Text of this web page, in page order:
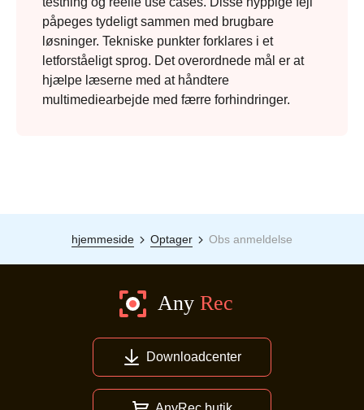
påpeges tydeligt sammen med brugbare
løsninger. Tekniske punkter forklares i et
letforståeligt sprog. Det overordnede mål er at
hjælpe læserne med at håndtere
multimediearbejde med færre forhindringer.
hjemmeside Optager Obs anmeldelse
Downloadcenter